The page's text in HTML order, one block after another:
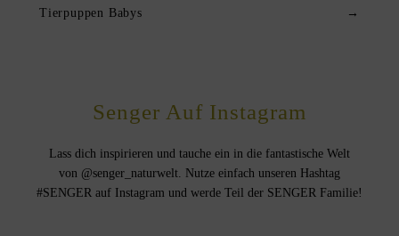
Tierpuppen Babys →
Senger Auf Instagram
Lass dich inspirieren und tauche ein in die fantastische Welt
von @senger_naturwelt. Nutze einfach unseren Hashtag
#SENGER auf Instagram und werde Teil der SENGER Familie!